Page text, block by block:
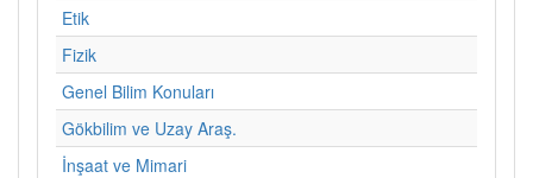
Etik
Fizik
Genel Bilim Konuları
Gökbilim ve Uzay Araş.
İnşaat ve Mimari